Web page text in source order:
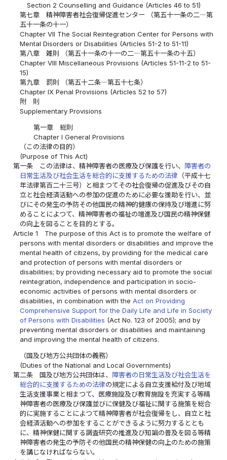
Section 2 Counselling and Guidance (Articles 46 to 51)
第七章 精神障害者社会復帰促進センター （第五十一条の二―第
五十一条の十一）
Chapter VII The Social Reintegration Center for Persons with
Mental Disorders or Disabilities (Articles 51-2 to 51-11)
第八章 雑則 （第五十一条の十一の二―第五十一条の十五）
Chapter VIII Miscellaneous Provisions (Articles 51-11-2 to 51-
15)
第九章 罰則 （第五十二条―第五十七条）
Chapter IX Penal Provisions (Articles 52 to 57)
附 則
Supplementary Provisions
第一章 総則
Chapter I General Provisions
（この法律の目的）
(Purpose of This Act)
第一条
この法律は、精神障害者の医療及び保護を行い、 障害者の
日常生活及び社会生活を総合的に支援するための法律 （平成十七
年法律第百二十三号）と相まつてその社会復帰の促進及びその自
立と社会経済活動への参加の促進のために必要な援助を行い、並
びにその発生の予防その他国民の精神的健康の保持及び増進に努
めることによつて、精神障害者の福祉の増進及び国民の精神保健
の向上を図ることを目的とする。
Article 1
The purpose of this Act is to promote the welfare of
persons with mental disorders or disabilities and improve the
mental health of citizens, by providing for the medical care
and protection of persons with mental disorders or
disabilities; by providing necessary aid to promote the social
reintegration, independence and participation in socio-
economic activities of persons with mental disorders or
disabilities, in combination with theAct on Providing
Comprehensive Support for the Daily Life and Life in Society
of Persons with Disabilities (Act No. 123 of 2005); and by
preventing mental disorders or disabilities and maintaining
and improving the mental health of citizens.
（国及び地方公共団体の義務）
(Duties of the National and Local Governments)
第二条
国及び地方公共団体は、 障害者の日常生活及び社会生活を
総合的に支援するための法律の規定による自立支援給付及び地域
生活支援事業と相まつて、医療施設及び教育施設を充実する等精
神障害者の医療及び保護並びに保健及び福祉に関する施策を総合
的に実施することによつて精神障害者が社会復帰をし、自立と社
会経済活動への参加をすることができるように努力するととも
に、精神保健に関する調査研究の推進及び知識の普及を図る等精
神障害者の発生の予防その他国民の精神保健の向上のための施策
を講じなければならない。